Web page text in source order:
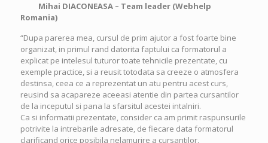
Mihai DIACONEASA – Team leader (Webhelp
Romania)
“Dupa parerea mea, cursul de prim ajutor a fost foarte bine
organizat, in primul rand datorita faptului ca formatorul a
explicat pe intelesul tuturor toate tehnicile prezentate, cu
exemple practice, si a reusit totodata sa creeze o atmosfera
destinsa, ceea ce a reprezentat un atu pentru acest curs,
reusind sa acapareze aceeasi atentie din partea cursantilor
de la inceputul si pana la sfarsitul acestei intalniri.
Ca si informatii prezentate, consider ca am primit raspunsurile
potrivite la intrebarile adresate, de fiecare data formatorul
clarificand orice posibila nelamurire a cursantilor.